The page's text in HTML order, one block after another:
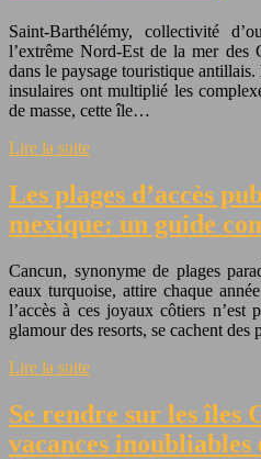
Saint-Barthélémy, collectivité
l’extrême Nord-Est de la mer des
dans le paysage touristique
insulaires ont multiplié les
de masse, cette île…
Lire la suite
Les plages d’accès
mexique: un guide
Cancun, synonyme de plages
eaux turquoise, attire chaque
l’accès à ces joyaux côtiers n’est
glamour des resorts, se cachent
Lire la suite
Se rendre sur les îles
vacances